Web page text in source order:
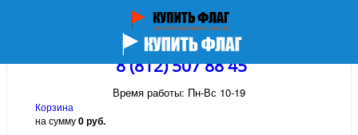
8 (812) 507 88 45
Время работы: Пн-Вс 10-19
Корзина
на сумму0 руб.